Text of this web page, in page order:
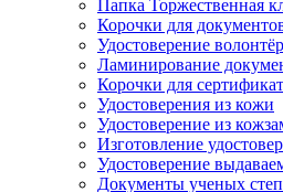
Папка Торжественная
Корочки для
Удостоверение
Ламинирование
Корочки для
Удостоверения из кожи
Удостоверение из
Изготовление
Удостоверение
Документы ученых